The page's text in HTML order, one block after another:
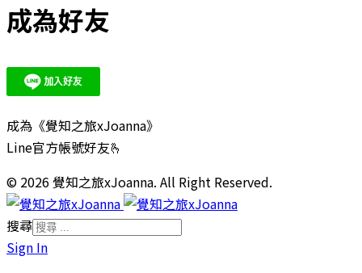
成為好友
成為《覺知之旅xJoanna》
Line官方帳號好友🫰
© 2026 覺知之旅xJoanna. All Right Reserved.
搜尋
Sign In